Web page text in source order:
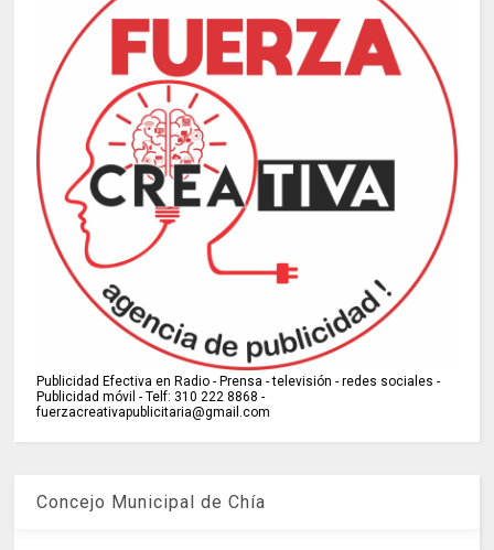
Publicidad Efectiva en Radio - Prensa - televisión - redes sociales -
Publicidad móvil - Telf: 310 222 8868 -
fuerzacreativapublicitaria@gmail.com
Concejo Municipal de Chía